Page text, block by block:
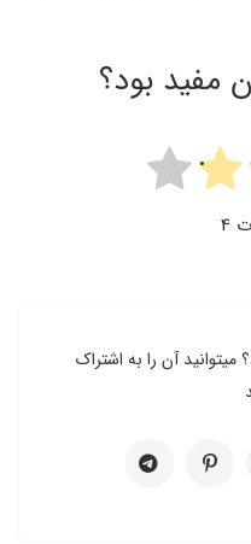
مفید بود؟
4
آن را به اشتراک